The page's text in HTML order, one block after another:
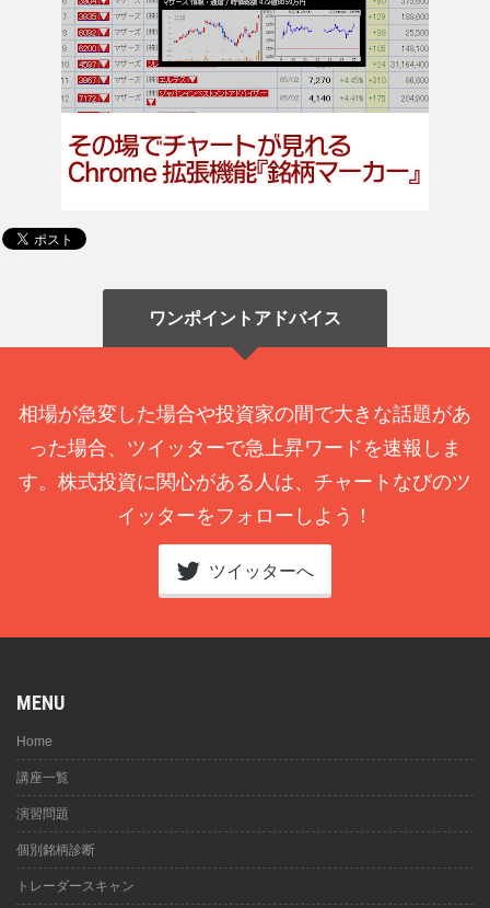
ワンポイントアドバイス
相場が急変した場合や投資家の間で大きな話題があ
った場合、ツイッターで急上昇ワードを速報しま
す。株式投資に関心がある人は、チャートなびのツ
イッターをフォローしよう！
ツイッターへ
MENU
Home
講座一覧
演習問題
個別銘柄診断
トレーダースキャン